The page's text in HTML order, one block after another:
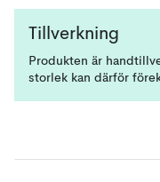
Tillverkning
Produkten är
storlek kan därför